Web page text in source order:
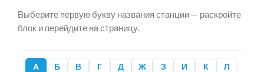
Выберите первую букву названия станции — раскройте
блок и перейдите на страницу.
А Б В Г Д Ж З И К
Л